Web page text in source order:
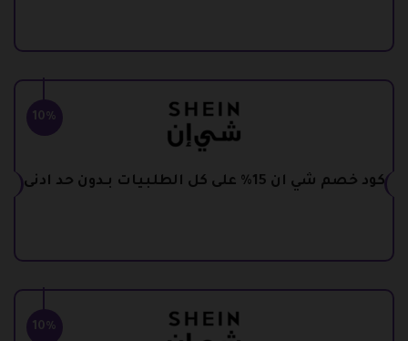
10%
كود خصم شي ان 15% على كل الطلبيات بـدون حد ادنى
10%